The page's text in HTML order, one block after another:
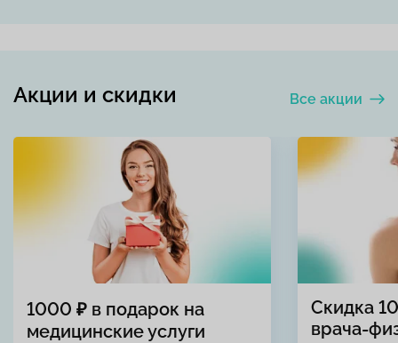
Все акции
Акции и скидки
1000 ₽ в подарок на
медицинские услуги
Скидка
врача-